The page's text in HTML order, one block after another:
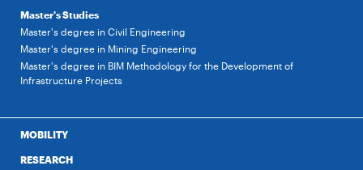
Master's Studies
Master's degree in Civil Engineering
Master's degree in Mining Engineering
Master's degree in BIM Methodology for the Development of
Infrastructure Projects
MOBILITY
RESEARCH